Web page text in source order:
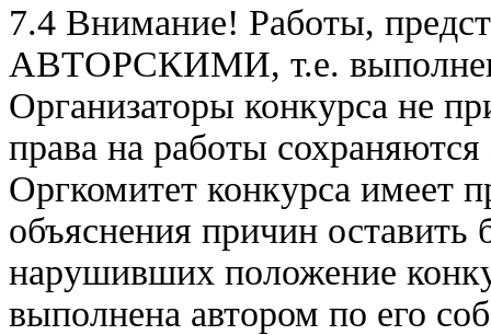
7.4 Внимание! Работы,
АВТОРСКИМИ, т.е.
Организаторы конкурса не
права на работы
Оргкомитет конкурса имеет
объяснения причин оставить
нарушивших положение
выполнена автором по его